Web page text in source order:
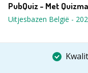
PubQuiz - Met
Uitjesbazen België -